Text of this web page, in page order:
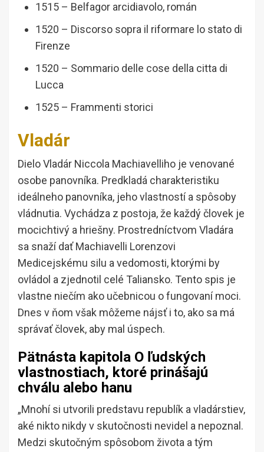
1515 – Belfagor arcidiavolo, román
1520 – Discorso sopra il riformare lo stato di
Firenze
1520 – Sommario delle cose della citta di
Lucca
1525 – Frammenti storici
Vladár
Dielo Vladár Niccola Machiavelliho je venované
osobe panovníka. Predkladá charakteristiku
ideálneho panovníka, jeho vlastností a spôsoby
vládnutia. Vychádza z postoja, že každý človek je
mocichtivý a hriešny. Prostredníctvom Vladára
sa snaží dať Machiavelli Lorenzovi
Medicejskému silu a vedomosti, ktorými by
ovládol a zjednotil celé Taliansko. Tento spis je
vlastne niečím ako učebnicou o fungovaní moci.
Dnes v ňom však môžeme nájsť i to, ako sa má
správať človek, aby mal úspech.
Pätnásta kapitola O ľudských
vlastnostiach, ktoré prinášajú
chválu alebo hanu
„Mnohí si utvorili predstavu republík a vladárstiev,
aké nikto nikdy v skutočnosti nevidel a nepoznal.
Medzi skutočným spôsobom života a tým